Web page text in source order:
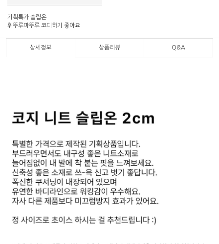
기획특가 슬립온
휘뚜루마뚜루 코디하기 좋아요
상세정보 상품리뷰 Q&A